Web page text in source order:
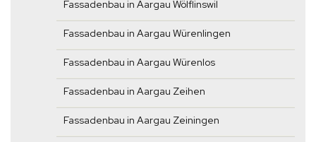
Fassadenbau in Aargau Wölflinswil
Fassadenbau in Aargau Würenlingen
Fassadenbau in Aargau Würenlos
Fassadenbau in Aargau Zeihen
Fassadenbau in Aargau Zeiningen